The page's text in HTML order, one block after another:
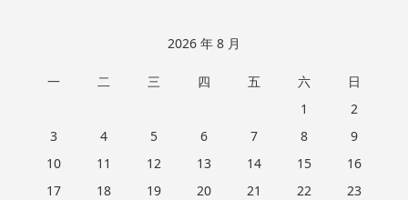
2026 年 8 月
一 二 三 四 五 六
日
1
2
3
4 5 6 7 8
9
10
11 12 13 14 15
16
17
18 19 20 21 22
23